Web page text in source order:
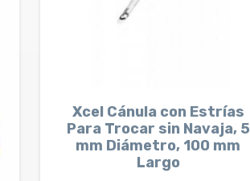
Xcel Cánula con Estrías
Para Trocar sin Navaja, 5
mm Diámetro, 100 mm
Largo